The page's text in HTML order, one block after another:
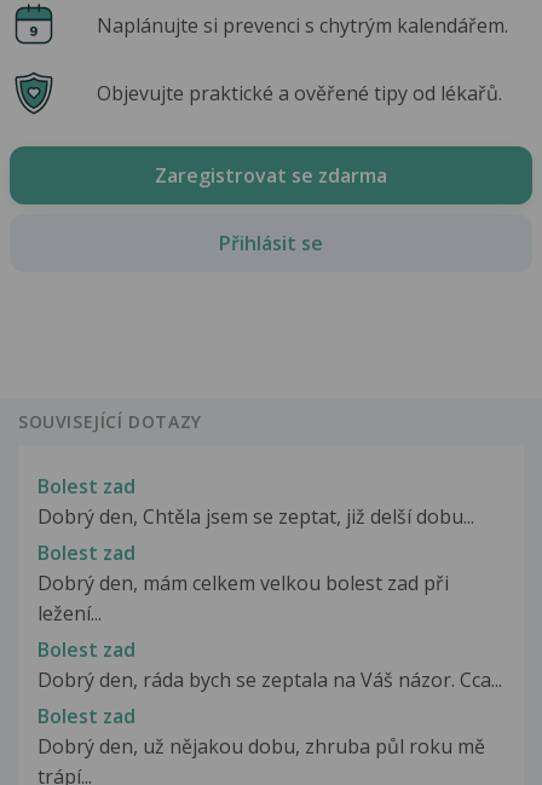
Naplánujte si prevenci s chytrým kalendářem.
Objevujte praktické a ověřené tipy od lékařů.
Zaregistrovat se zdarma
Přihlásit se
SOUVISEJÍCÍ DOTAZY
Bolest zad
Dobrý den, Chtěla jsem se zeptat, již delší dobu...
Bolest zad
Dobrý den, mám celkem velkou bolest zad při
ležení...
Bolest zad
Dobrý den, ráda bych se zeptala na Váš názor. Cca...
Bolest zad
Dobrý den, už nějakou dobu, zhruba půl roku mě
trápí...